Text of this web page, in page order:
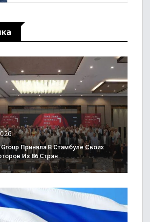
Group Приняла В Стамбуле Своих
Из 86 Стран